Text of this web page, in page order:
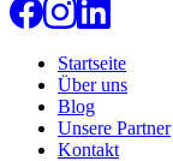
Startseite
Über uns
Blog
Unsere Partner
Kontakt